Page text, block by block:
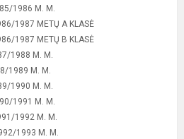
1986 M. M.
1987 METŲ A KLASĖ
1987 METŲ B KLASĖ
1988 M. M.
1989 M. M.
1990 M. M.
1991 M. M.
1992 M. M.
1993 M. M.